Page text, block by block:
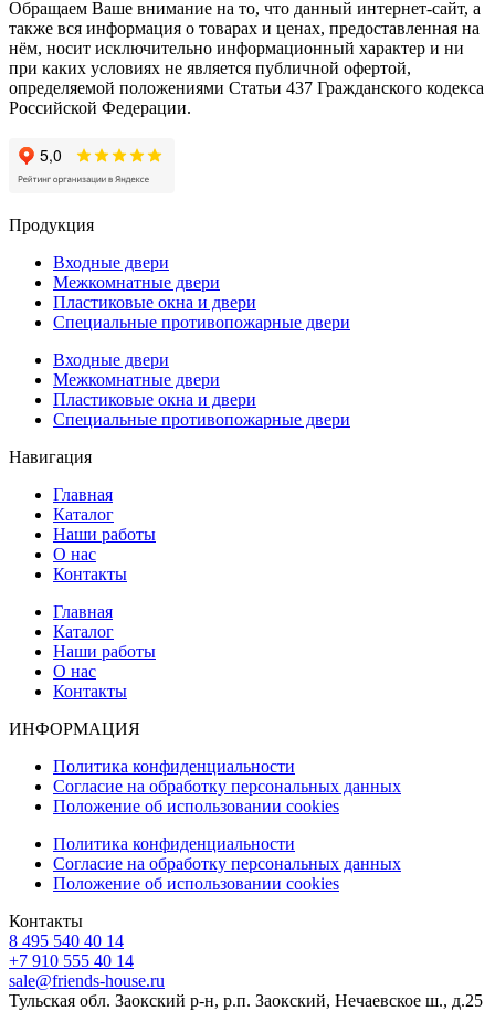
Обращаем Ваше внимание на то, что данный интернет-сайт, а
также вся информация о товарах и ценах, предоставленная на
нём, носит исключительно информационный характер и ни
при каких условиях не является публичной офертой,
определяемой положениями Статьи 437 Гражданского кодекса
Российской Федерации.
Продукция
Входные двери
Межкомнатные двери
Пластиковые окна и двери
Специальные противопожарные двери
Входные двери
Межкомнатные двери
Пластиковые окна и двери
Специальные противопожарные двери
Навигация
Главная
Каталог
Наши работы
О нас
Контакты
Главная
Каталог
Наши работы
О нас
Контакты
ИНФОРМАЦИЯ
Политика конфиденциальности
Согласие на обработку персональных данных
Положение об использовании cookies
Политика конфиденциальности
Согласие на обработку персональных данных
Положение об использовании cookies
Контакты
8 495 540 40 14
+7 910 555 40 14
sale@friends-house.ru
Тульская обл. Заокский р-н, р.п. Заокский, Нечаевское ш., д.25